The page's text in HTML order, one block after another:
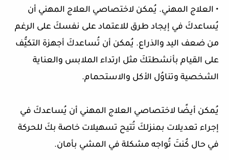
• العلاج المهني. يُمكن لاختصاصي العلاج المهني أن
يُساعدكَ في إيجاد طرق للاعتماد على نفسكَ على الرغم
من ضعف اليد والذراع. يُمكن أن تُساعدكَ أجهزة التكيُّف
على القيام بأنشطتكَ مثل ارتداء الملابس والعناية
الشخصية وتناوُل الأكل والاستحمام.
يُمكن أيضًا لاختصاصي العلاج المهني أن يُساعدكَ في
إجراء تعديلات بمنزلكَ تُتيح تسهيلات خاصة بكَ للحركة
في حال كُنتَ تُواجه مشكلة في المشي بأمان.